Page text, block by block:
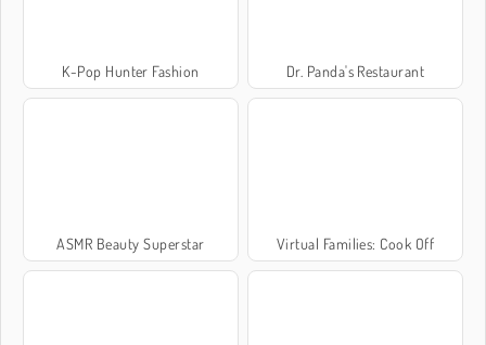
K-Pop Hunter Fashion Dr. Panda's Restaurant
ASMR Beauty Superstar Virtual Families: Cook Off